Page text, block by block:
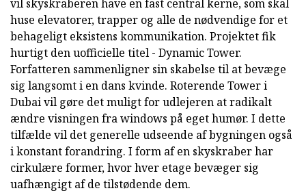
vil skyskraberen have en fast central kerne, som skal
huse elevatorer, trapper og alle de nødvendige for et
behageligt eksistens kommunikation. Projektet fik
hurtigt den uofficielle titel - Dynamic Tower.
Forfatteren sammenligner sin skabelse til at bevæge
sig langsomt i en dans kvinde. Roterende Tower i
Dubai vil gøre det muligt for udlejeren at radikalt
ændre visningen fra windows på eget humør. I dette
tilfælde vil det generelle udseende af bygningen også
i konstant forandring. I form af en skyskraber har
cirkulære former, hvor hver etage bevæger sig
uafhængigt af de tilstødende dem.